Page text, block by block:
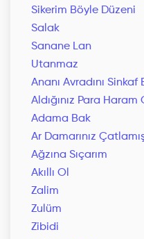
Sikerim Böyle Düzeni
Salak
Sanane Lan
Utanmaz
Ananı Avradını Sinkaf
Aldığınız Para Haram
Adama Bak
Ar Damarınız
Ağzına Sıçarım
Akıllı Ol
Zalim
Zulüm
Zibidi